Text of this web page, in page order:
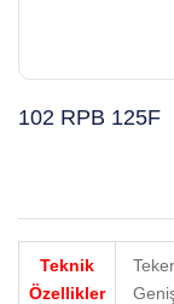
102 RPB 125F
Teknik
Özellikler